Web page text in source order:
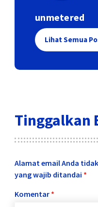
unmetered
Lihat Semua
Tinggalkan
Alamat email Anda
yang wajib ditandai *
Komentar *